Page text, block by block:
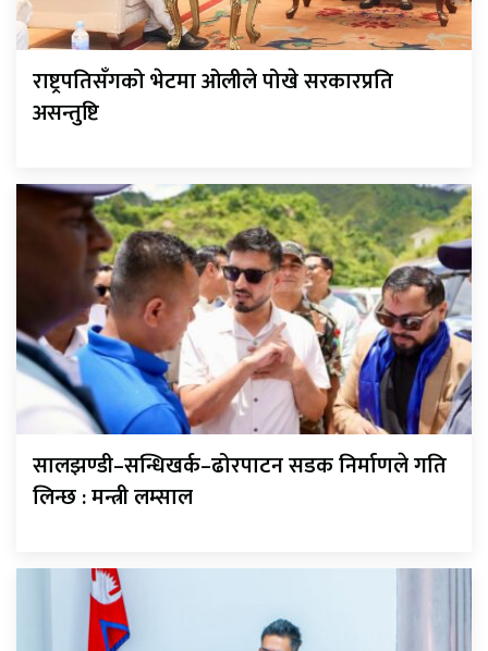
राष्ट्रपतिसँगको भेटमा ओलीले पोखे सरकारप्रति
असन्तुष्टि
सालझण्डी–सन्धिखर्क–ढोरपाटन सडक निर्माणले गति
लिन्छ : मन्त्री लम्साल